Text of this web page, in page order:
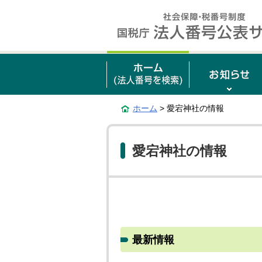
ホーム > 愛宕神社の情報
愛宕神社の情報
最新情報